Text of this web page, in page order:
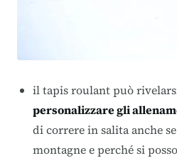
il tapis roulant può
personalizzare gli
di correre in salita anche
montagne e perché si